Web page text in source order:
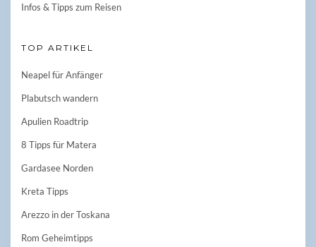
Infos & Tipps zum Reisen
TOP ARTIKEL
Neapel für Anfänger
Plabutsch wandern
Apulien Roadtrip
8 Tipps für Matera
Gardasee Norden
Kreta Tipps
Arezzo in der Toskana
Rom Geheimtipps